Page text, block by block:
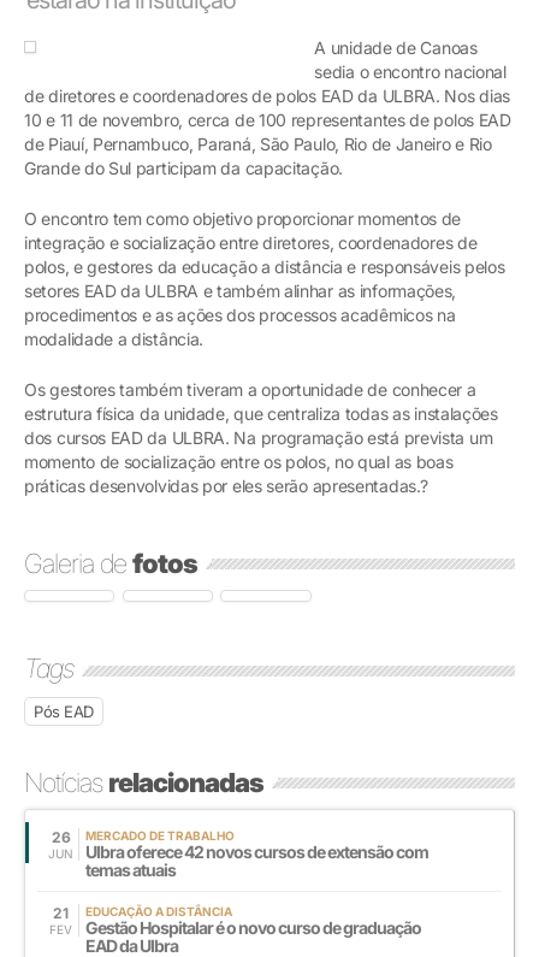
A unidade de Canoas
sedia o encontro nacional
de diretores e coordenadores de polos EAD da ULBRA. Nos dias
10 e 11 de novembro, cerca de 100 representantes de polos EAD
de Piauí, Pernambuco, Paraná, São Paulo, Rio de Janeiro e Rio
Grande do Sul participam da capacitação.
O encontro tem como objetivo proporcionar momentos de
integração e socialização entre diretores, coordenadores de
polos, e gestores da educação a distância e responsáveis pelos
setores EAD da ULBRA e também alinhar as informações,
procedimentos e as ações dos processos acadêmicos na
modalidade a distância.
Os gestores também tiveram a oportunidade de conhecer a
estrutura física da unidade, que centraliza todas as instalações
dos cursos EAD da ULBRA. Na programação está prevista um
momento de socialização entre os polos, no qual as boas
práticas desenvolvidas por eles serão apresentadas.?
Galeria defotos
Tags
Pós EAD
Notíciasrelacionadas
26
JUN
MERCADO DE TRABALHO
Ulbra oferece 42 novos cursos de extensão com
temas atuais
21
FEV
EDUCAÇÃO A DISTÂNCIA
Gestão Hospitalar é o novo curso de graduação
EAD da Ulbra